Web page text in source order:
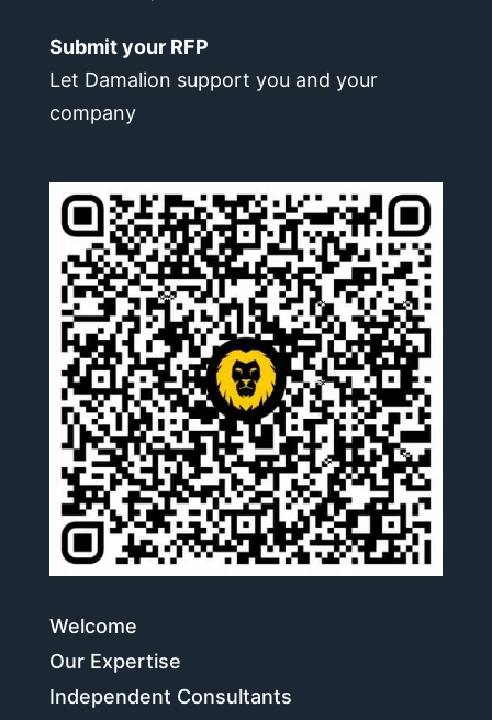
Submit your RFP
Let Damalion support you and your
company
Welcome
Our Expertise
Independent Consultants